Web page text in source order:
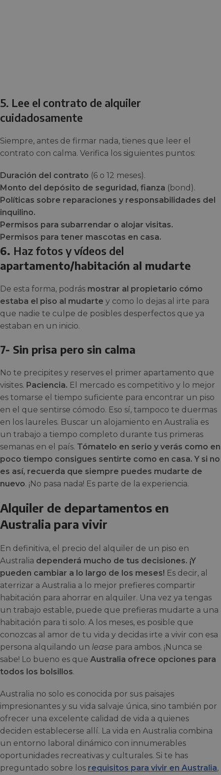
5. Lee el contrato de alquiler
cuidadosamente
Siempre, antes de firmar nada, tienes que leer el
contrato con calma. Verifica los siguientes puntos:
Duración del contrato (6 o 12 meses).
Monto del depósito de seguridad, fianza (bond).
Políticas sobre reparaciones y responsabilidades del
inquilino.
Permisos para subarrendar o alojar visitas.
Permisos para tener mascotas en casa.
6. Haz fotos y vídeos del
apartamento/habitación al mudarte
De esta forma, podrás mostrar al propietario cómo
estaba el piso al mudarte y como lo dejas al irte para
que nadie te culpe de posibles desperfectos que ya
estaban en un inicio.
7- Sin prisa pero sin calma
No te precipites y reserves el primer apartamento que
visites. Paciencia. El mercado es competitivo y lo mejor
es tomarse el tiempo suficiente para encontrar un piso
en el que sentirse cómodo. Eso sí, tampoco te duermas
en los laureles. Buscar un alojamiento en Australia es
un trabajo a tiempo completo durante tus primeras
semanas en el país. Tómatelo en serio y verás como en
poco tiempo consigues sentirte como en casa. Y si no
es así, recuerda que siempre puedes mudarte de
nuevo. ¡No pasa nada! Es parte de la experiencia.
Alquiler de departamentos en
Australia para vivir
En definitiva, el precio del alquiler de un piso en
Australia dependerá mucho de tus decisiones. ¡Y
pueden cambiar a lo largo de los meses! Es decir, al
aterrizar a Australia a lo mejor prefieres compartir
habitación para ahorrar en alquiler. Una vez ya tengas
un trabajo estable, puede que prefieras mudarte a una
habitación para ti solo. A los meses, es posible que
conozcas al amor de tu vida y decidas irte a vivir con esa
persona alquilando un lease para ambos. ¡Nunca se
sabe! Lo bueno es que Australia ofrece opciones para
todos los bolsillos.
Australia no solo es conocida por sus paisajes
impresionantes y su vida salvaje única, sino también por
ofrecer una excelente calidad de vida a quienes
deciden establecerse allí. La vida en Australia combina
un entorno laboral dinámico con innumerables
oportunidades recreativas y culturales. Si te has
preguntado sobre los requisitos para vivir en Australia,